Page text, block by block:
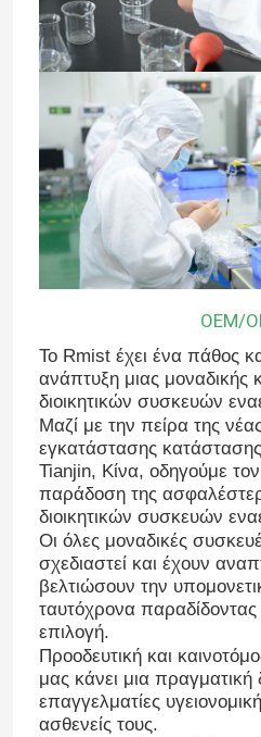
Αρχική Σελίδα
OEM/
Το Rmist έχει ένα πάθος
ανάπτυξη μιας μοναδικής
διοικητικών συσκευών
Μαζί με την πείρα της
εγκατάστασης
Tianjin, Κίνα, οδηγούμε
παράδοση της
διοικητικών συσκευών
Οι όλες μοναδικές
σχεδιαστεί και έχουν
βελτιώσουν την
ταυτόχρονα παραδίδοντας
επιλογή.
Προοδευτική και
μας κάνει μια πραγματική
επαγγελματίες
ασθενείς τους.